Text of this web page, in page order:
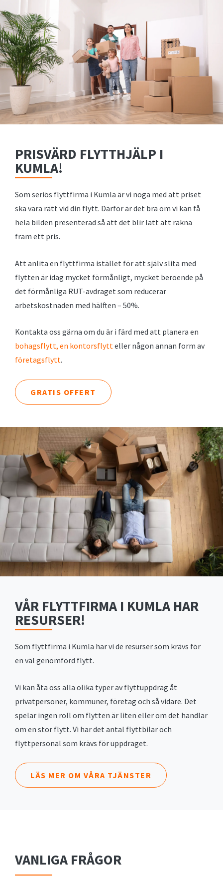
PRISVÄRD FLYTTHJÄLP I
KUMLA!
Som seriös flyttfirma i Kumla är vi noga med att priset
ska vara rätt vid din flytt. Därför är det bra om vi kan få
hela bilden presenterad så att det blir lätt att räkna
fram ett pris.
Att anlita en flyttfirma istället för att själv slita med
flytten är idag mycket förmånligt, mycket beroende på
det förmånliga RUT-avdraget som reducerar
arbetskostnaden med hälften – 50%.
Kontakta oss gärna om du är i färd med att planera en
bohagsflytt, en kontorsflytteller någon annan form av
företagsflytt.
GRATIS OFFERT
VÅR FLYTTFIRMA I KUMLA HAR
RESURSER!
Som flyttfirma i Kumla har vi de resurser som krävs för
en väl genomförd flytt.
Vi kan åta oss alla olika typer av flyttuppdrag åt
privatpersoner, kommuner, företag och så vidare. Det
spelar ingen roll om flytten är liten eller om det handlar
om en stor flytt. Vi har det antal flyttbilar och
flyttpersonal som krävs för uppdraget.
LÄS MER OM VÅRA TJÄNSTER
VANLIGA FRÅGOR